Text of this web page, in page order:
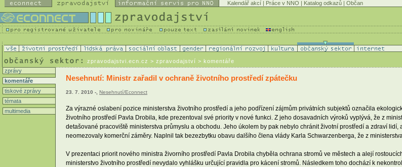
Kalendář akcí | Práce v NNO | Katalog odkazů | Občan
zpravodajstvi.ecn.cz > zpravodajství > komentáře
zprávy
komentáře
tiskové zprávy
témata
multimedia
Nesehnutí: Ministr zařadil v ochraně životního prostředí zpátečku
23. 7. 2010 -, Nesehnutí/Econnect
Za výrazné oslabení pozice ministerstva životního prostředí a jeho podřízení zájmům privátních subjektů označila
životního prostředí Pavla Drobila, kde prezentoval své priority v nové funkci. Z jeho dosavadních výroků vyplývá, že z
detašované pracoviště ministerstva průmyslu a obchodu. Jeho úkolem by pak nebylo chránit životní prostředí a zdraví
neomezovaly komerční záměry. Naplnil tak bezezbytku obavu dalšího člena vlády Karla Schwarzenberga, že z
V prezentaci priorit nového ministra živorního prostředí Pavla Drobila chyběla ochrana stromů ve městech a alejí
ministerstvo životního prostředí nevydalo vyhlášku určující pravidla pro kácení stromů. Následkem toho dochází k